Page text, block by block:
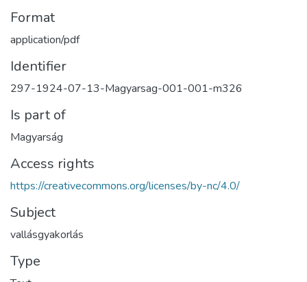
Format
application/pdf
Identifier
297-1924-07-13-Magyarsag-001-001-m326
Is part of
Magyarság
Access rights
https://creativecommons.org/licenses/by-nc/4.0/
Subject
vallásgyakorlás
Type